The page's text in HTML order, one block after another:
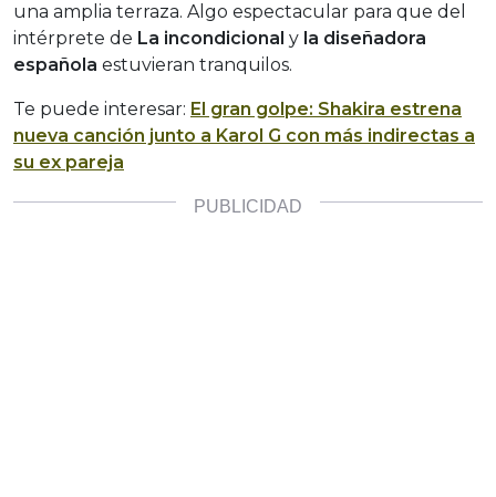
una amplia terraza. Algo espectacular para que del
intérprete de La incondicional y la diseñadora
española estuvieran tranquilos.
Te puede interesar: El gran golpe: Shakira estrena
nueva canción junto a Karol G con más indirectas a
su ex pareja